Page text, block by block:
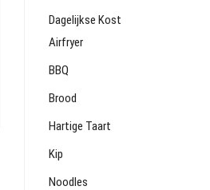
Dagelijkse Kost
Airfryer
BBQ
Brood
Hartige Taart
Kip
Noodles